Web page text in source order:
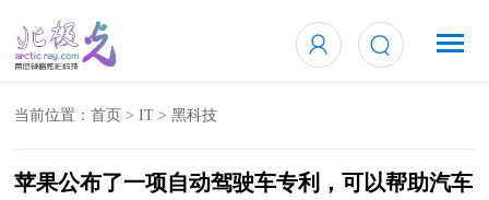
当前位置：首页 >IT >黑科技
苹果公布了一项自动驾驶车专利，可以帮助汽车